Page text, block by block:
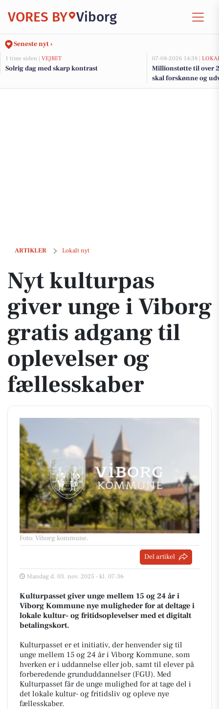
VORES BY Viborg
Seneste nyt ›
1 time siden | VEJRET
Solrig dag med skarp kontrast
07-08-2026 14:38 |
Millionstøtte til over
skal forskønne og
Kommunes mindre
ARTIKLER Lokalt nyt
Nyt kulturpas giver unge i Viborg gratis adgang til oplevelser og
Nyt kulturpas
giver unge i Viborg
gratis adgang til
oplevelser og
fællesskaber
Foto: Viborg kommune.
Del artikel
Mandag d. 03. nov. 2025 - kl. 07:36
Kulturpasset giver unge mellem 15 og 24 år i
Viborg Kommune nye muligheder for at deltage i
lokale kultur- og fritidsoplevelser med et digitalt
betalingskort.
Kulturpasset er et initiativ, der henvender sig til
unge mellem 15 og 24 år i Viborg Kommune, som
hverken er i uddannelse eller job, samt til elever på
forberedende grunduddannelser (FGU). Med
Kulturpasset får de unge mulighed for at tage del i
det lokale kultur- og fritidsliv og opleve nye
fællesskaber.